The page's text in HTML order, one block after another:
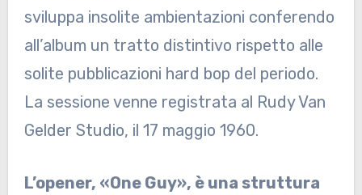
sviluppa insolite ambientazioni conferendo
all’album un tratto distintivo rispetto alle
solite pubblicazioni hard bop del periodo.
La sessione venne registrata al Rudy Van
Gelder Studio, il 17 maggio 1960.
L’opener, «One Guy», è una struttura